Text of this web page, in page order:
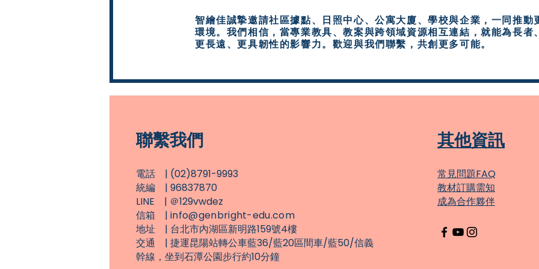
智繪佳誠摯邀請社區據點、日照中心、公寓大廈、學校與企業，一同推動
環境。我們相信，當專業教具、教案與跨領域資源相互連結，就能為長者
更長遠、更具韌性的影響力。歡迎與我們聯繫，共創更多可能。
聯繫我們
電話 | (02)8791-9993
統編
| 96837870
LINE | ＠129vwdez
信箱 | info@genbright-edu.com
地址 | 台北市內湖區新明路159號4樓
交通 | 捷運昆陽站轉公車藍36/藍20區間車/藍50/信義
幹線，坐到石潭公園步行約10分鐘
​其他資訊
常見問題FAQ
教材訂購需知
成為合作夥伴